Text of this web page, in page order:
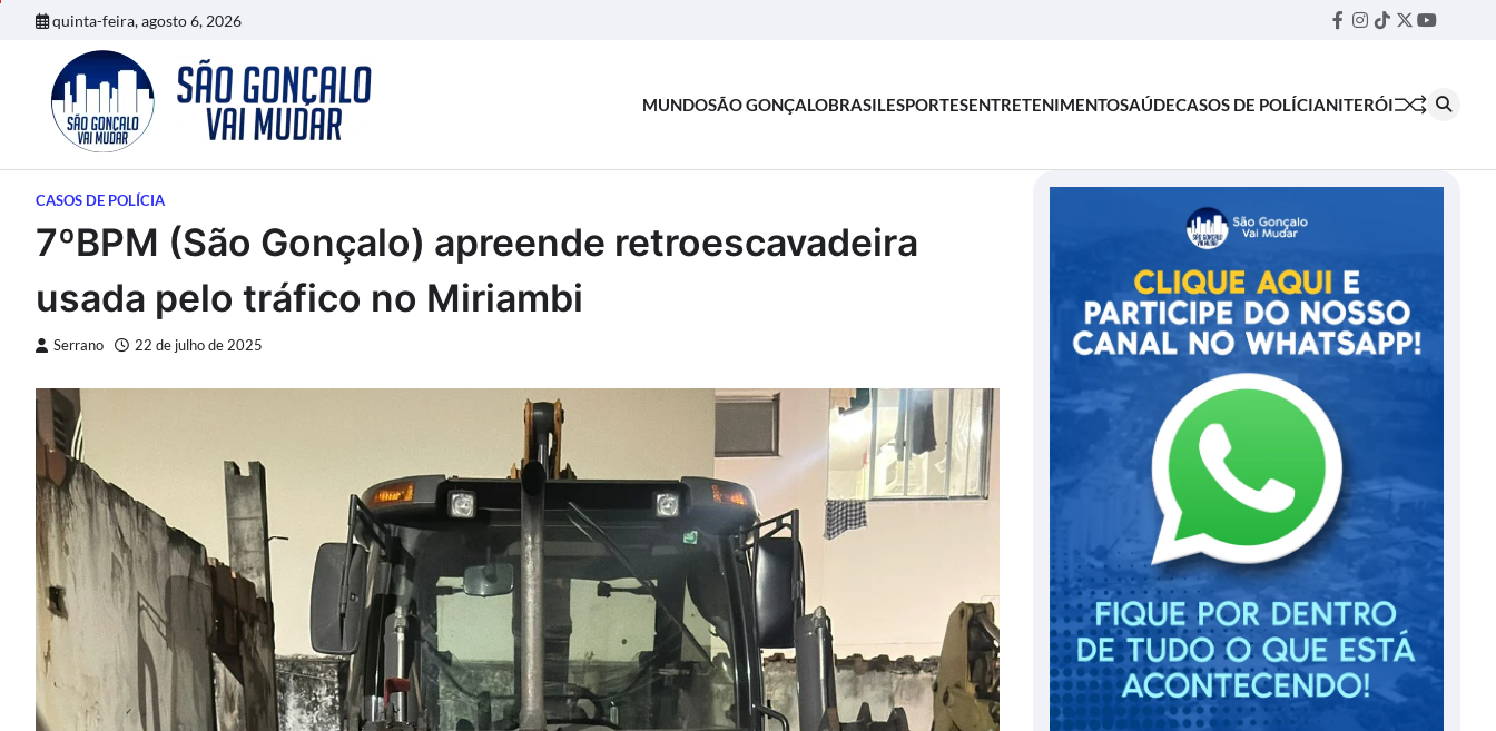
quinta-feira, agosto 6, 2026 Facebook
Instagram
TikTok
TwitterYouTube
MUNDOSÃO GONÇALOBRASILESPORTESENTRETENIMENTOSAÚDECASOS DE POLÍCIANITERÓI
CASOS DE POLÍCIA
7ºBPM (São Gonçalo) apreende retroescavadeira
usada pelo tráfico no Miriambi
Serrano 22 de julho de 2025